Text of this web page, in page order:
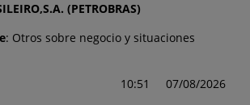
(PETROBRAS)
: Otros sobre negocio y situaciones
10:51
07/08/2026